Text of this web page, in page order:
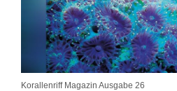
Korallenriff Magazin Ausgabe 26